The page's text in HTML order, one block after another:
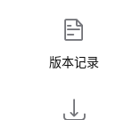
版本记录